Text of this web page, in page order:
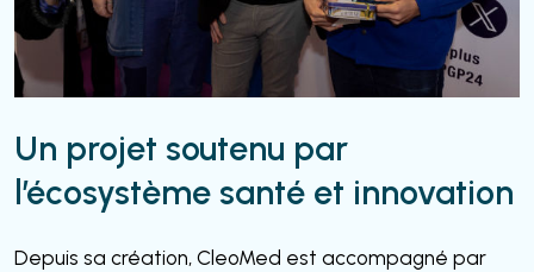
Un projet soutenu par
l’écosystème santé et innovation
Depuis sa création, CleoMed est accompagné par